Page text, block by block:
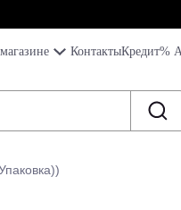
КонтактыКредит%